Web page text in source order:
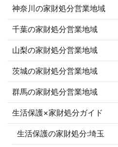
神奈川の家財処分営業地域
千葉の家財処分営業地域
山梨の家財処分営業地域
茨城の家財処分営業地域
群馬の家財処分営業地域
生活保護×家財処分ガイド
生活保護の家財処分:埼玉